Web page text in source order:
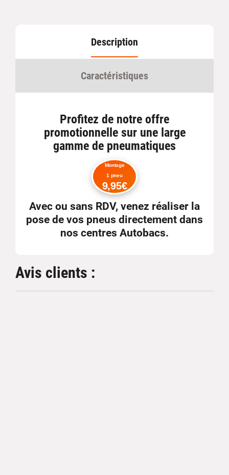
Description
Caractéristiques
Profitez de notre offre
promotionnelle sur une large
gamme de pneumatiques
Montage
1 pneu
9,95€
Avec ou sans RDV, venez réaliser la
pose de vos pneus directement dans
nos centres Autobacs.
Avis clients :